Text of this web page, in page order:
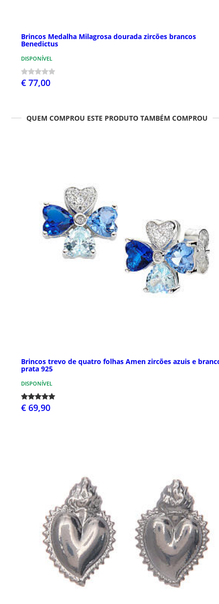
Brincos Medalha Milagrosa dourada zircões brancos
Benedictus
DISPONÍVEL
€ 77,00
QUEM COMPROU ESTE PRODUTO TAMBÉM COMPROU
Brincos trevo de quatro folhas Amen zircões azuis e
prata 925
DISPONÍVEL
€ 69,90